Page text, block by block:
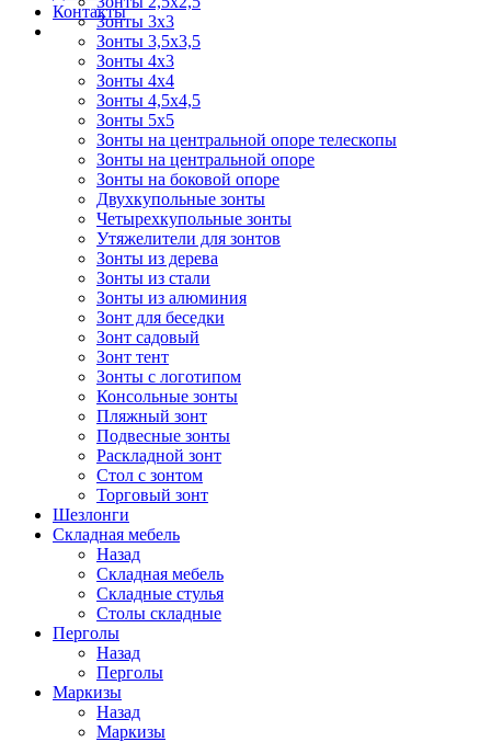
Контакты
Зонты 3х3
Зонты 3,5х3,5
Зонты 4х3
Зонты 4х4
Зонты 4,5х4,5
Зонты 5х5
Зонты на центральной опоре телескопы
Зонты на центральной опоре
Зонты на боковой опоре
Двухкупольные зонты
Четырехкупольные зонты
Утяжелители для зонтов
Зонты из дерева
Зонты из стали
Зонты из алюминия
Зонт для беседки
Зонт садовый
Зонт тент
Зонты с логотипом
Консольные зонты
Пляжный зонт
Подвесные зонты
Раскладной зонт
Стол с зонтом
Торговый зонт
Шезлонги
Складная мебель
Назад
Складная мебель
Складные стулья
Столы складные
Перголы
Назад
Перголы
Маркизы
Назад
Маркизы